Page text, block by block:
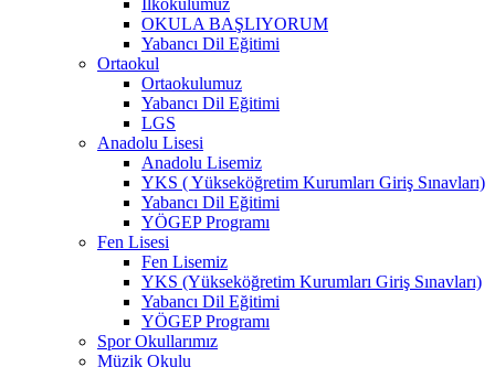
İlkokulumuz
OKULA BAŞLIYORUM
Yabancı Dil Eğitimi
Ortaokul
Ortaokulumuz
Yabancı Dil Eğitimi
LGS
Anadolu Lisesi
Anadolu Lisemiz
YKS ( Yükseköğretim Kurumları Giriş Sınavları)
Yabancı Dil Eğitimi
YÖGEP Programı
Fen Lisesi
Fen Lisemiz
YKS (Yükseköğretim Kurumları Giriş Sınavları)
Yabancı Dil Eğitimi
YÖGEP Programı
Spor Okullarımız
Müzik Okulu